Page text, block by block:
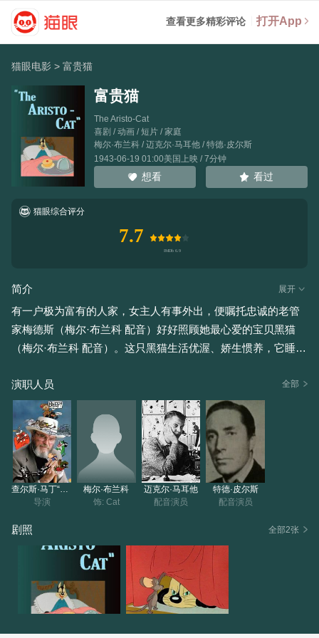
查看更多精彩评论 打开App
猫眼电影 >富贵猫
富贵猫
The Aristo-Cat
喜剧 / 动画 / 短片 / 家庭
梅尔·布兰科/迈克尔·马耳他/特德·皮尔斯
1943-06-19 01:00美国上映 / 7分钟
想看 看过
猫眼综合评分
7.7
简介 展开
有一户极为富有的人家，女主人有事外出，便嘱托忠诚的老管
家梅德斯（梅尔·布兰科 配音）好好照顾她最心爱的宝贝黑猫
（梅尔·布兰科 配音）。这只黑猫生活优渥、娇生惯养，它睡在
一旁等候。然而，黑猫丝毫不懂得感恩，平日里想出各种坏点
子捉弄梅德斯。多次之后，有一天黑猫突然发现，梅德斯再也
无法忍受它的行为，竟然辞职离开了。失去管家后，黑猫才意
识到事情的严重性，再也没人给它喂食、洗澡了。黑猫在房子
里四处乱窜，这时它遇到了两只小老鼠。从未见过老鼠的黑
猫，会如何与这两个小家伙相处呢？
演职人员 全部
导演
梅尔·布兰科
饰: Cat
迈克尔·马耳他
配音演员
特德·皮尔斯
配音演员
剧照 全部2张